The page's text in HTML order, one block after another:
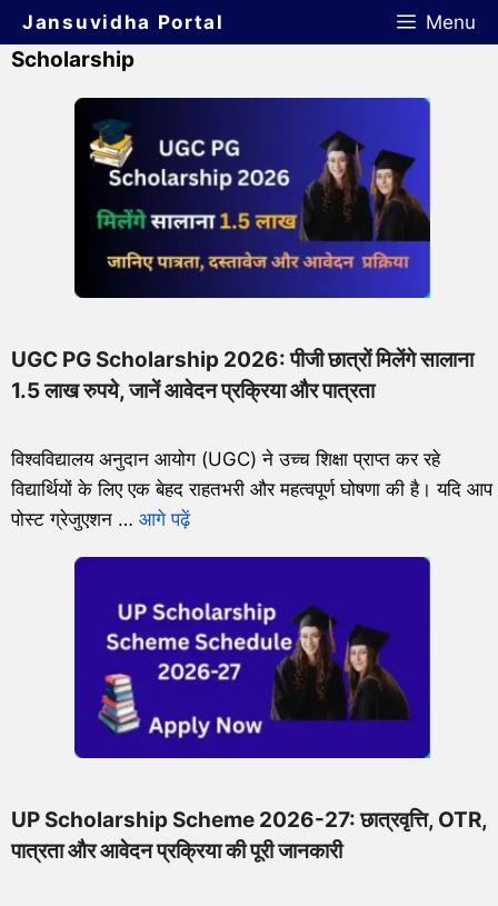
Jansuvidha Portal Menu
Scholarship
UGC PG Scholarship 2026: पीजी छात्रों मिलेंगे सालाना
1.5 लाख रुपये, जानें आवेदन प्रक्रिया और पात्रता
विश्वविद्यालय अनुदान आयोग (UGC) ने उच्च शिक्षा प्राप्त कर रहे
विद्यार्थियों के लिए एक बेहद राहतभरी और महत्वपूर्ण घोषणा की है। यदि आप
पोस्ट ग्रेजुएशन … आगे पढ़ें
UP Scholarship Scheme 2026-27: छात्रवृत्ति, OTR,
पात्रता और आवेदन प्रक्रिया की पूरी जानकारी